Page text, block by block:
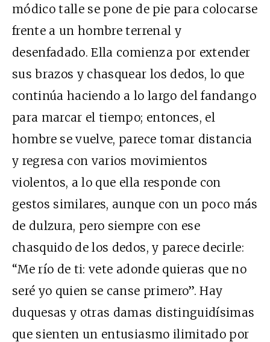
módico talle se pone de pie para colocarse
frente a un hombre terrenal y
desenfadado. Ella comienza por extender
sus brazos y chasquear los dedos, lo que
continúa haciendo a lo largo del fandango
para marcar el tiempo; entonces, el
hombre se vuelve, parece tomar distancia
y regresa con varios movimientos
violentos, a lo que ella responde con
gestos similares, aunque con un poco más
de dulzura, pero siempre con ese
chasquido de los dedos, y parece decirle:
“Me río de ti: vete adonde quieras que no
seré yo quien se canse primero”. Hay
duquesas y otras damas distinguidísimas
que sienten un entusiasmo ilimitado por